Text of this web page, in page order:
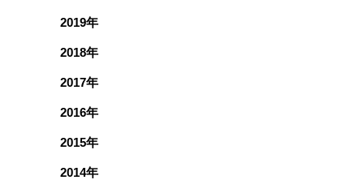
2019年
2018年
2017年
2016年
2015年
2014年